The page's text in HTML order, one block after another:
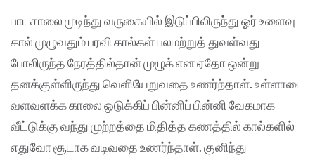
பாடசாலை முடிந்து வருகையில் இடுப்பிலிருந்து ஓர் உளைவு
கால் முழுவதும் பரவி கால்கள் பலமற்றுத் துவள்வது
போலிருந்த நேரத்தில்தான் முழுக் என ஏதோ ஒன்று
தனக்குள்ளிருந்து வெளியேறுவதை உணர்ந்தாள். உள்ளாடை
வளவளக்க காலை ஒடுக்கிப் பின்னிப் பின்னி வேகமாக
வீட்டுக்கு வந்து முற்றத்தை மிதித்த கணத்தில் கால்களில்
எதுவோ சூடாக வடிவதை உணர்ந்தாள். குனிந்து